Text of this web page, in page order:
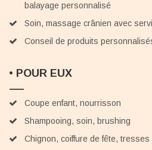
balayage personnalisé
Soin, massage crânien avec
Conseil de produits
• POUR EUX
Coupe enfant, nourrisson
Shampooing, soin, brushing
Chignon, coiffure de fête, tresses